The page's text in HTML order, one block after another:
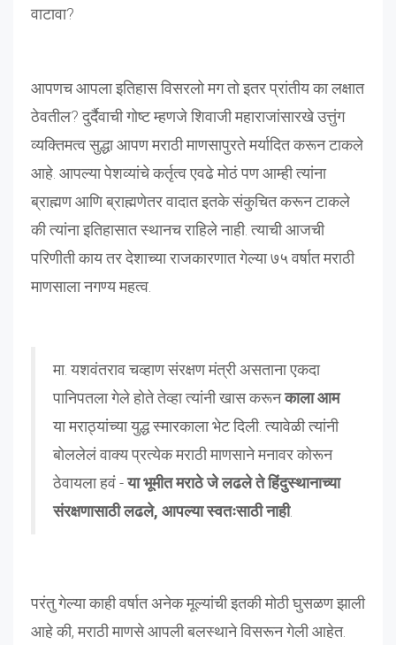
वाटावा?
आपणच आपला इतिहास विसरलो मग तो इतर प्रांतीय का लक्षात
ठेवतील? दुर्दैवाची गोष्ट म्हणजे शिवाजी महाराजांसारखे उत्तुंग
व्यक्तिमत्व सुद्धा आपण मराठी माणसापुरते मर्यादित करून टाकले
आहे. आपल्या पेशव्यांचे कर्तृत्व एवढे मोठं पण आम्ही त्यांना
ब्राह्मण आणि ब्राह्मणेतर वादात इतके संकुचित करून टाकले
की त्यांना इतिहासात स्थानच राहिले नाही. त्याची आजची
परिणीती काय तर देशाच्या राजकारणात गेल्या ७५ वर्षात मराठी
माणसाला नगण्य महत्व.
मा. यशवंतराव चव्हाण संरक्षण मंत्री असताना एकदा
पानिपतला गेले होते तेव्हा त्यांनी खास करूनकाला आम
या मराठ्यांच्या युद्ध स्मारकाला भेट दिली. त्यावेळी त्यांनी
बोललेलं वाक्य प्रत्येक मराठी माणसाने मनावर कोरून
ठेवायला हवं -या भूमीत मराठे जे लढले ते हिंदुस्थानाच्या
संरक्षणासाठी लढले, आपल्या स्वतःसाठी नाही.
परंतु गेल्या काही वर्षात अनेक मूल्यांची इतकी मोठी घुसळण झाली
आहे की, मराठी माणसे आपली बलस्थाने विसरून गेली आहेत.